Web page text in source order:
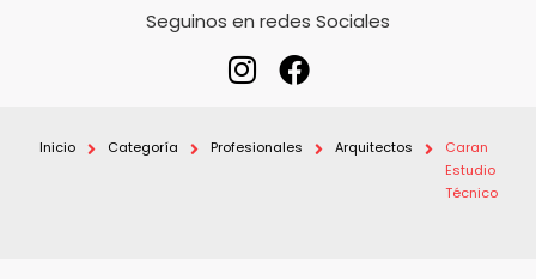
Seguinos en redes Sociales
Inicio Categoría Profesionales Arquitectos
Caran
Estudio
Técnico